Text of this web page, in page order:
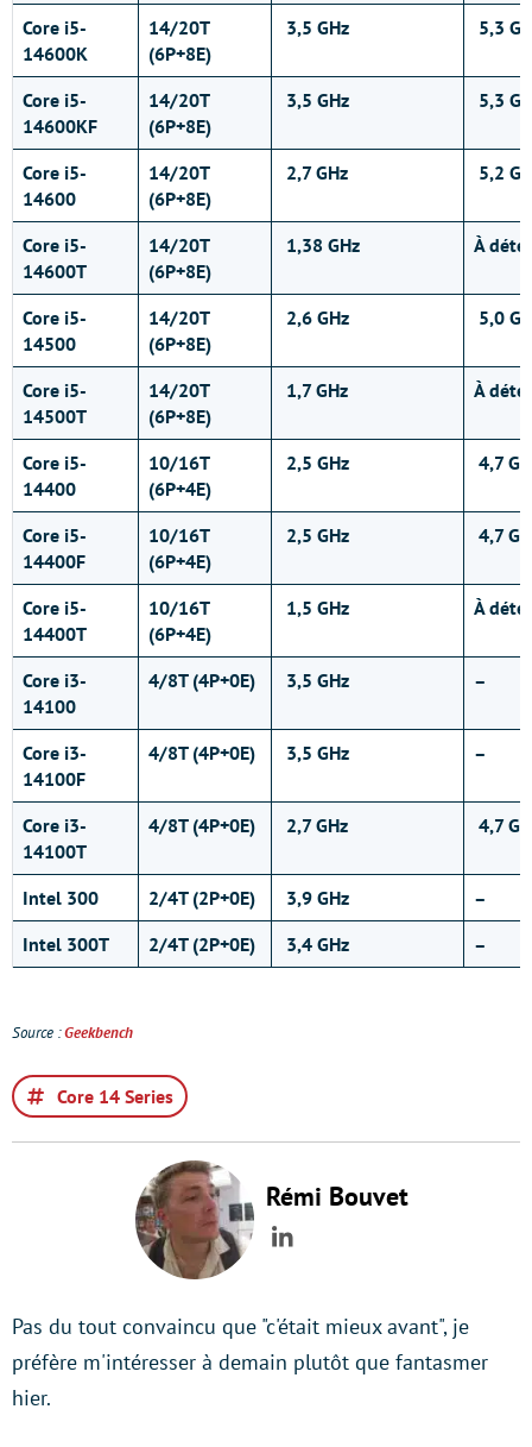
Core i5-
14600K
14/20T
(6P+8E)
3,5 GHz 5,3
Core i5-
14600KF
14/20T
(6P+8E)
3,5 GHz 5,3
Core i5-
14600
14/20T
(6P+8E)
2,7 GHz 5,2
Core i5-
14600T
14/20T
(6P+8E)
1,38 GHz À
Core i5-
14500
14/20T
(6P+8E)
2,6 GHz 5,0
Core i5-
14500T
14/20T
(6P+8E)
1,7 GHz À
Core i5-
14400
10/16T
(6P+4E)
2,5 GHz 4,7
Core i5-
14400F
10/16T
(6P+4E)
2,5 GHz 4,7
Core i5-
14400T
10/16T
(6P+4E)
1,5 GHz À
Core i3-
14100
4/8T (4P+0E) 3,5 GHz –
Core i3-
14100F
4/8T (4P+0E) 3,5 GHz –
Core i3-
14100T
4/8T (4P+0E) 2,7 GHz 4,7
Intel 300 2/4T (2P+0E) 3,9 GHz
–
Intel 300T
2/4T (2P+0E) 3,4 GHz –
Source :Geekbench
Core 14 Series
Rémi Bouvet
LinkedIn
Pas du tout convaincu que "c'était mieux avant", je
préfère m'intéresser à demain plutôt que fantasmer
hier.